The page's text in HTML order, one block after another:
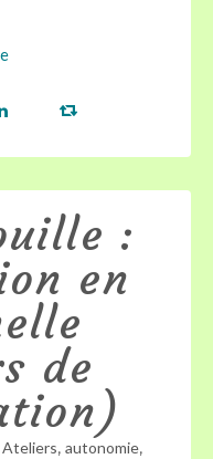
:
en
de
Ateliers, autonomie,